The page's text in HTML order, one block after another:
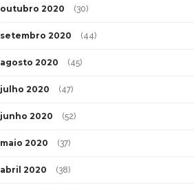
outubro 2020 (30)
setembro 2020 (44)
agosto 2020 (45)
julho 2020 (47)
junho 2020 (52)
maio 2020 (37)
abril 2020 (38)